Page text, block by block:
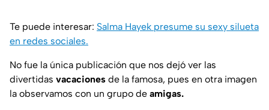
Te puede interesar: Salma Hayek presume su sexy silueta
en redes sociales.
No fue la única publicación que nos dejó ver las
divertidas vacaciones de la famosa, pues en otra imagen
la observamos con un grupo de amigas.